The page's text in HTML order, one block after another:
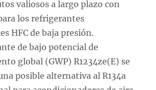
valiosos a largo plazo con
los refrigerantes
HFC de baja presión.
de bajo potencial de
global (GWP) R1234ze(E) se
posible alternativa al R134a